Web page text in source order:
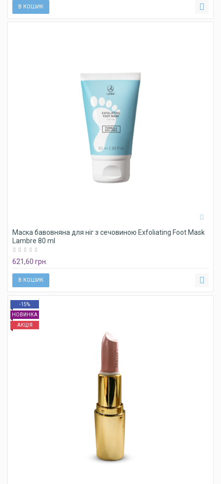
В КОШИК
Маска бавовняна для ніг з сечовиною Exfoliating Foot Mask
Lambre 80 ml
621,60 грн.
В КОШИК
-15%
НОВИНКА
АКЦІЯ